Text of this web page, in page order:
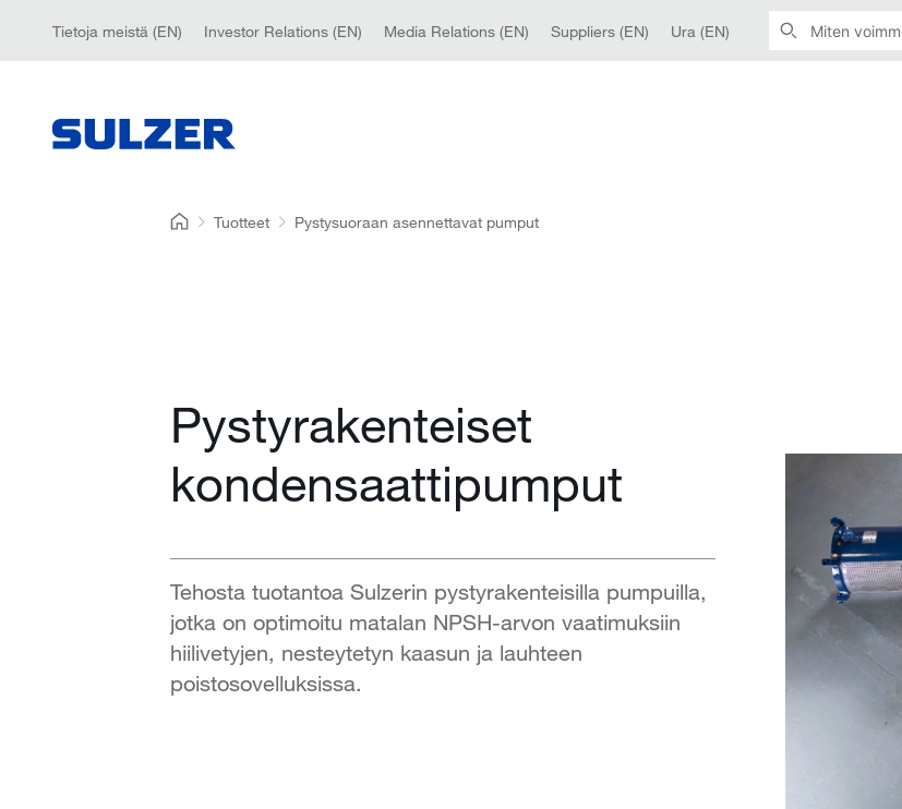
Tietoja meistä (EN) Investor Relations (EN) Media Relations (EN) Suppliers (EN) Ura (EN)
Tuotteet Pystysuoraan asennettavat pumput
Pystyrakenteiset
kondensaattipumput
Tehosta tuotantoa Sulzerin pystyrakenteisilla pumpuilla,
jotka on optimoitu matalan NPSH-arvon vaatimuksiin
hiilivetyjen, nesteytetyn kaasun ja lauhteen
poistosovelluksissa.